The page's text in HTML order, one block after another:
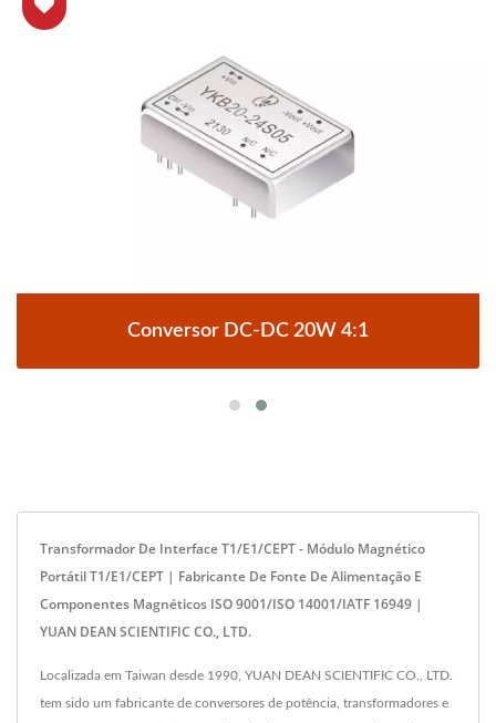
Conversor DC-DC 20W 4:1
Transformador De Interface T1/E1/CEPT - Módulo Magnético
Portátil T1/E1/CEPT | Fabricante De Fonte De Alimentação E
Componentes Magnéticos ISO 9001/ISO 14001/IATF 16949 |
YUAN DEAN SCIENTIFIC CO., LTD.
Localizada em Taiwan desde 1990, YUAN DEAN SCIENTIFIC CO., LTD.
tem sido um fabricante de conversores de potência, transformadores e